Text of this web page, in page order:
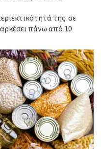
της σε
πάνω από 10